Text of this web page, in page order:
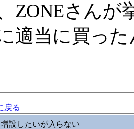
ZONEさんが
適当に買っ
戻る
増設したいが入らない